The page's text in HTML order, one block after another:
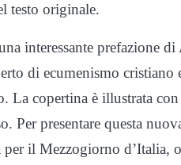
testo originale.
interessante prefazione
di ecumenismo
La copertina è illustrata
Per presentare questa
per il Mezzogiorno